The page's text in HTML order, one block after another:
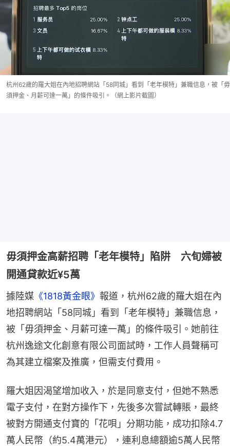
杭州62歲的羅大姐在內地招聘網站「58同城」看到「老年模特」兼職信息，被「毋
須押金、月薪可達一萬」的條件吸引。（網上影片截圖）
毋須押金高薪招聘「老年模特」陷阱 六旬婦被
開通貸款近¥5萬
據陸媒 《1818黃金眼》 報道，杭州62歲的羅大姐在內
地招聘網站「58同城」看到「老年模特」兼職信息，
被「毋須押金、月薪可達一萬」的條件吸引。她前往
杭州逸途文化創意有限公司面試時，工作人員聲稱可
為其建立檔案及推廣，但需支付費用。
羅大姐因渴望增加收入，於是同意支付，但她不熟悉
電子支付，在對方操作下，先後多次嘗試轉賬，最終
被對方開通支付寶的「花唄」分期功能，成功扣除4.7
萬人民幣（約5.4萬港元），連利息總額逾5萬人民幣